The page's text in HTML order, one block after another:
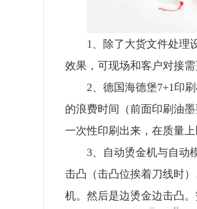
1、除了大货文件处理
效果，可现场和客户对接
2、德国海德堡7+1印
的浪费时间（前面印刷油
一次性印刷出来，在质量
3、自动烫金机与自动
击凸（击凸位挨着刀线时
机。然后是边烫金边击凸